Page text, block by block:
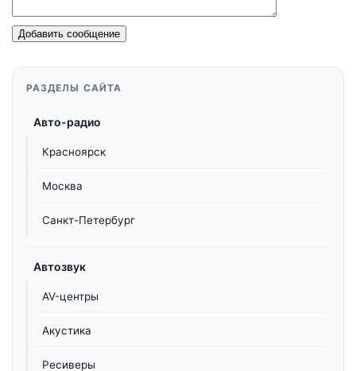
Добавить сообщение
РАЗДЕЛЫ САЙТА
Авто-радио
Красноярск
Москва
Санкт-Петербург
Автозвук
AV-центры
Акустика
Ресиверы